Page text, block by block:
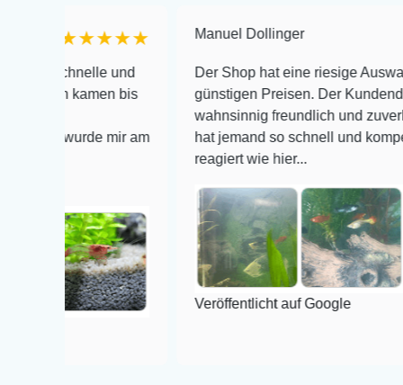
und
bis
mir am
Manuel Dollinger
Der Shop hat eine riesige Auswahl zu sehr
günstigen Preisen. Der Kundendienst is
wahnsinnig freundlich und zuverlässig,
hat jemand so schnell und kompetent auf
reagiert wie hier...
Veröffentlicht auf Google